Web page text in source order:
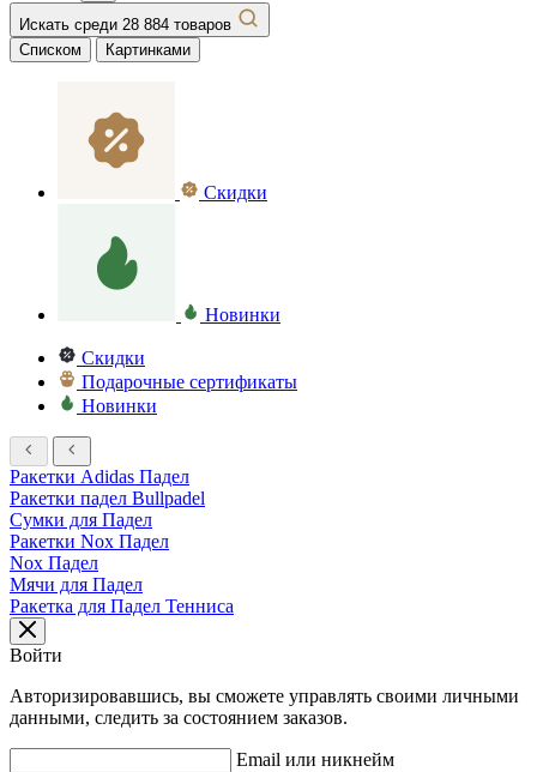
Искать среди 28 884 товаров
Списком
Картинками
Скидки
Новинки
Скидки
Подарочные сертификаты
Новинки
Ракетки Adidas Падел
Ракетки падел Bullpadel
Сумки для Падел
Ракетки Nox Падел
Nox Падел
Мячи для Падел
Ракетка для Падел Тенниса
Войти
Авторизировавшись, вы сможете управлять своими личными
данными, следить за состоянием заказов.
Email или никнейм